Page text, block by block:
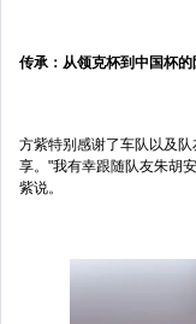
传承：从领克杯到中国杯的
方紫特别感谢了车队以及
享。"我有幸跟随队友朱胡
紫说。